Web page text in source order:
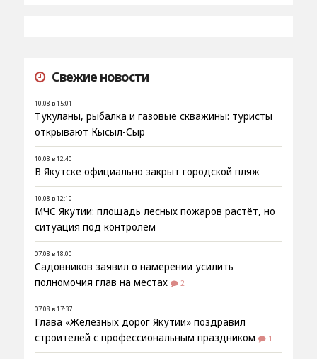
Свежие новости
10.08 в 15:01
Тукуланы, рыбалка и газовые скважины: туристы
открывают Кысыл-Сыр
10.08 в 12:40
В Якутске официально закрыт городской пляж
10.08 в 12:10
МЧС Якутии: площадь лесных пожаров растёт, но
ситуация под контролем
07.08 в 18:00
Садовников заявил о намерении усилить
полномочия глав на местах
2
07.08 в 17:37
Глава «Железных дорог Якутии» поздравил
строителей с профессиональным праздником
1